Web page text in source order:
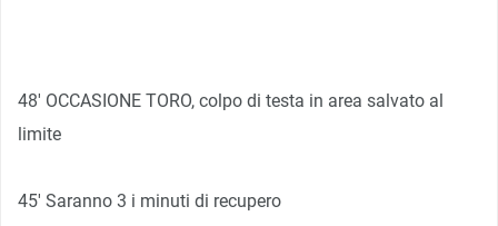
48′ OCCASIONE TORO, colpo di testa in area salvato al
limite
45′ Saranno 3 i minuti di recupero